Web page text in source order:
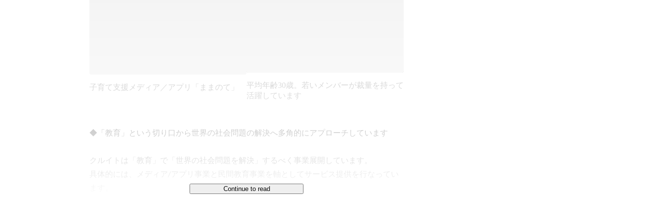
子育て支援メディア／アプリ「ままのて」
平均年齢30歳。若いメンバーが裁量を持って
活躍しています
◆「教育」という切り口から世界の社会問題の解決へ多角的にアプローチしています
クルイトは「教育」で「世界の社会問題を解決」するべく事業展開しています。
Continue to read